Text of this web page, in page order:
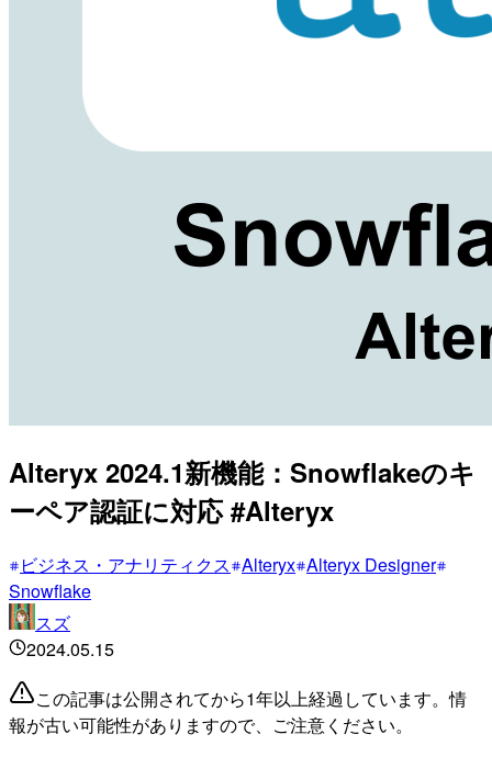
Alteryx 2024.1新機能：Snowflakeのキ
ーペア認証に対応 #Alteryx
ビジネス・アナリティクス Alteryx Alteryx Designer
Snowflake
スズ
2024.05.15
この記事は公開されてから1年以上経過しています。情
報が古い可能性がありますので、ご注意ください。